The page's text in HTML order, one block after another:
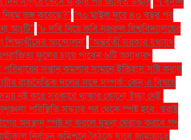
নিয়ম ভঙ্গ করেছে?" "৭০ মাইল দূরে ৪০ বছর পর
আংটি" "৮ দবি নিয়ে কবি নজরুল বিশ্ববিদ্যালয়ের
শিক্ষার্থীদের আন্দোলন" "অন্তর্বর্তী সরকার যথাযথ
ফুলের চায়ে পাবেন ৬টি অসাধারণ
সন্তান কমলার সামনে ইতিহাস সৃষ্টি করার
রাজনৈতিক দলের সঙ্গে সম্পর্ক: কেন এ বিষয়ে
নষ্ট করে সরকারে থাকার কোনো ইচ্ছা নেই:
পরিস্থিতি সন্ধ্যার পর থেকে স্পষ্ট হবে: স্বরাষ্ট্র
অবস্থান স্পষ্ট না করলে যমুনা ঘেরাও করবে গণ
নির্বাচন কমিশনে বৈঠকে যাবে জামায়াতে